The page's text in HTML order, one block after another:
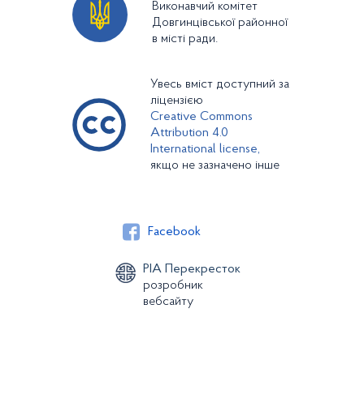
Виконавчий комітет
Довгинцівської районної
в місті ради.
Увесь вміст доступний за
ліцензією
Creative Commons
Attribution 4.0
International license,
якщо не зазначено інше
Facebook
РІА Перекресток
розробник
вебсайту